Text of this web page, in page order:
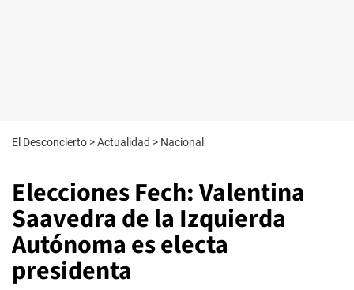
El Desconcierto >Actualidad > Nacional
Elecciones Fech: Valentina
Saavedra de la Izquierda
Autónoma es electa
presidenta